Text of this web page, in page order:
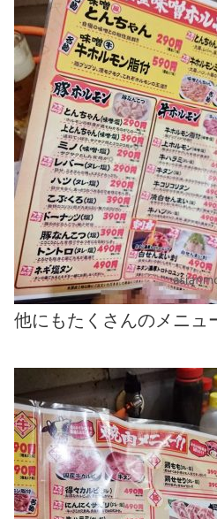
他にもたくさんのメニュ